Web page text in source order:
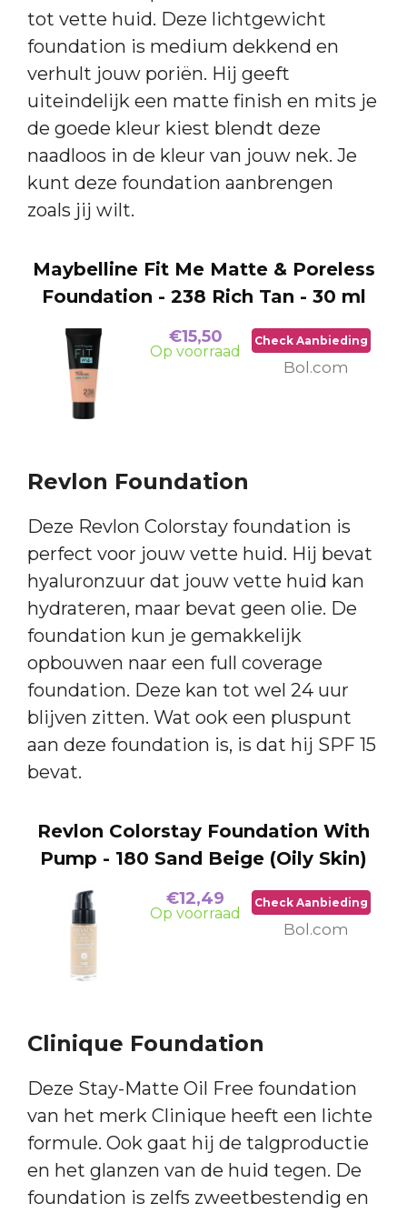
tot vette huid. Deze lichtgewicht
foundation is medium dekkend en
verhult jouw poriën. Hij geeft
uiteindelijk een matte finish en mits je
de goede kleur kiest blendt deze
naadloos in de kleur van jouw nek. Je
kunt deze foundation aanbrengen
zoals jij wilt.
Maybelline Fit Me Matte & Poreless
Foundation - 238 Rich Tan - 30 ml
€15,50
Op voorraad
Check Aanbieding
Bol.com
Revlon Foundation
Deze Revlon Colorstay foundation is
perfect voor jouw vette huid. Hij bevat
hyaluronzuur dat jouw vette huid kan
hydrateren, maar bevat geen olie. De
foundation kun je gemakkelijk
opbouwen naar een full coverage
foundation. Deze kan tot wel 24 uur
blijven zitten. Wat ook een pluspunt
aan deze foundation is, is dat hij SPF 15
bevat.
Revlon Colorstay Foundation With
Pump - 180 Sand Beige (Oily Skin)
€12,49
Op voorraad
Check Aanbieding
Bol.com
Clinique Foundation
Deze Stay-Matte Oil Free foundation
van het merk Clinique heeft een lichte
formule. Ook gaat hij de talgproductie
en het glanzen van de huid tegen. De
foundation is zelfs zweetbestendig en